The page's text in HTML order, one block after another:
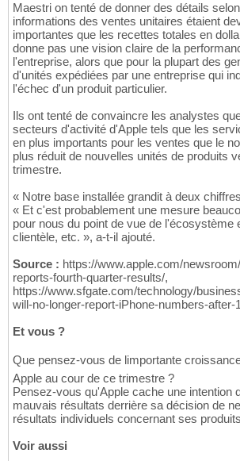
Maestri on tenté de donner des détails
informations des ventes unitaires étaient
importantes que les recettes totales en
donne pas une vision claire de la
l'entreprise, alors que pour la plupart des
d'unités expédiées par une entreprise qui
l'échec d'un produit particulier.
Ils ont tenté de convaincre les analystes
secteurs d'activité d'Apple tels que les
en plus importants pour les ventes que le
plus réduit de nouvelles unités de produits
trimestre.
« Notre base installée grandit à deux
« Et c'est probablement une mesure
pour nous du point de vue de l'écosystème
clientèle, etc. », a-t-il ajouté.
Source : https://www.apple.com/
reports-fourth-quarter-results/,
https://www.sfgate.com/technology/
will-no-longer-report-iPhone-numbers-after-
Et vous ?
Que pensez-vous de limportante
Apple au cour de ce trimestre ?
Pensez-vous qu'Apple cache une intention
mauvais résultats derrière sa décision de
résultats individuels concernant ses
Voir aussi